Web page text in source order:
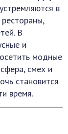
в
В
и
модные
смех и
становится
время.